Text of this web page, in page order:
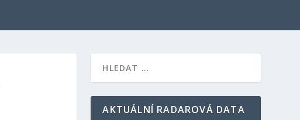
AKTUÁLNÍ RADAROVÁ DATA